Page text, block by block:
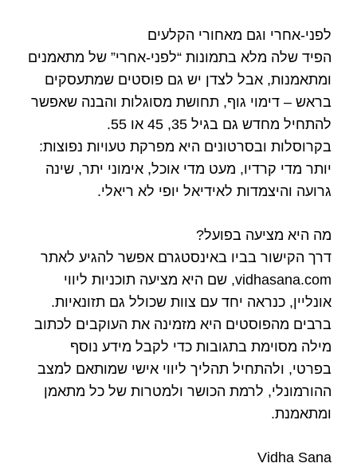
לפני‑אחרי וגם מאחורי הקלעים
הפיד שלה מלא בתמונות “לפני‑אחרי” של מתאמנים
ומתאמנות, אבל לצדן יש גם פוסטים שמתעסקים
בראש – דימוי גוף, תחושת מסוגלות והבנה שאפשר
להתחיל מחדש גם בגיל 35, 45 או 55.
בקרוסלות ובסרטונים היא מפרקת טעויות נפוצות:
יותר מדי קרדיו, מעט מדי אוכל, אימוני יתר, שינה
גרועה והיצמדות לאידיאל יופי לא ריאלי.
מה היא מציעה בפועל?
דרך הקישור בביו באינסטגרם אפשר להגיע לאתר
vidhasana.com, שם היא מציעה תוכניות ליווי
אונליין, כנראה יחד עם צוות שכולל גם תזונאיות.
ברבים מהפוסטים היא מזמינה את העוקבים לכתוב
מילה מסוימת בתגובות כדי לקבל מידע נוסף
בפרטי, ולהתחיל תהליך ליווי אישי שמותאם למצב
ההורמונלי, לרמת הכושר ולמטרות של כל מתאמן
ומתאמנת.
Vidha Sana